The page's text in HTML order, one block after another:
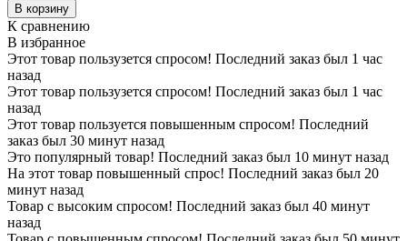
В корзину
К сравнению
В избранное
Этот товар пользузется спросом! Последний заказ был 1 час
назад
Этот товар пользузется спросом! Последний заказ был 1 час
назад
Этот товар пользуется повышенным спросом! Последний
заказ был 30 минут назад
Это популярный товар! Последний заказ был 10 минут назад
На этот товар повышенный спрос! Последний заказ был 20
минут назад
Товар с высоким спросом! Последний заказ был 40 минут
назад